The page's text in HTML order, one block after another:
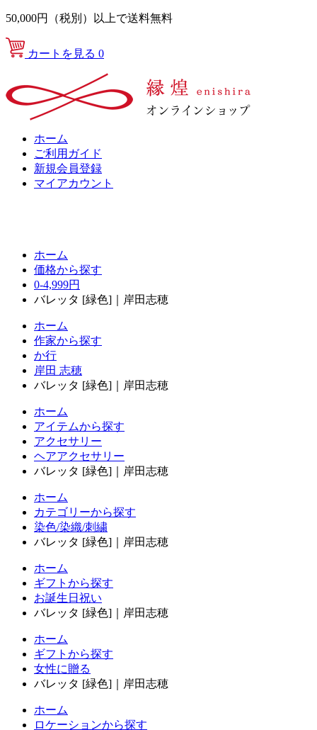
50,000円（税別）以上で送料無料
カートを見る 0
ホーム
ご利用ガイド
新規会員登録
マイアカウント
ホーム
価格から探す
0-4,999円
バレッタ [緑色]｜岸田志穂
ホーム
作家から探す
か行
岸田 志穂
バレッタ [緑色]｜岸田志穂
ホーム
アイテムから探す
アクセサリー
ヘアアクセサリー
バレッタ [緑色]｜岸田志穂
ホーム
カテゴリーから探す
染色/染織/刺繍
バレッタ [緑色]｜岸田志穂
ホーム
ギフトから探す
お誕生日祝い
バレッタ [緑色]｜岸田志穂
ホーム
ギフトから探す
女性に贈る
バレッタ [緑色]｜岸田志穂
ホーム
ロケーションから探す